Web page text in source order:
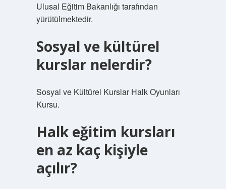
Ulusal Eğitim Bakanlığı tarafından
yürütülmektedir.
Sosyal ve kültürel
kurslar nelerdir?
Sosyal ve Kültürel Kurslar Halk Oyunları
Kursu.
Halk eğitim kursları
en az kaç kişiyle
açılır?